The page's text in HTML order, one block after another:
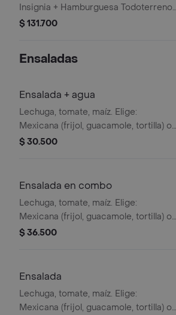
Insignia + Hamburguesa Todoterreno
Callejera + 2 papas grandes + 2 Mr
$ 131.700
Ensaladas
Ensalada + agua
Lechuga, tomate, maíz. Elige:
Mexicana (frijol, guacamole, tortilla) o
Campestre (quesos, huevo, pepinillos)
alimentos de origen animal) + agua
$ 30.500
Ensalada en combo
Lechuga, tomate, maíz. Elige:
Mexicana (frijol, guacamole, tortilla) o
Campestre (quesos, huevo, pepinillos)
alimentos de origen animal) + papas
$ 36.500
Ensalada
Lechuga, tomate, maíz. Elige:
Mexicana (frijol, guacamole, tortilla) o